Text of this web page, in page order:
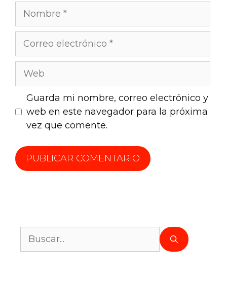
Guarda mi nombre, correo electrónico y
web en este navegador para la próxima
vez que comente.